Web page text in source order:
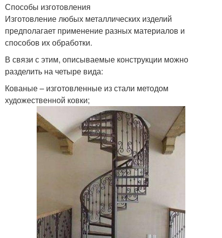
Способы изготовления
Изготовление любых металлических изделий
предполагает применение разных материалов и
способов их обработки.
В связи с этим, описываемые конструкции можно
разделить на четыре вида:
Кованые – изготовленные из стали методом
художественной ковки;